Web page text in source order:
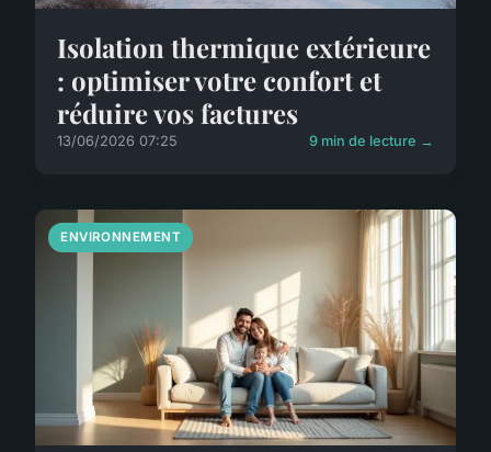
Isolation thermique extérieure
: optimiser votre confort et
réduire vos factures
13/06/2026 07:25 9 min de lecture →
ENVIRONNEMENT